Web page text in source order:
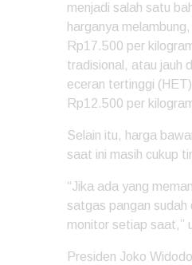
menjadi salah satu
harganya
Rp17.500 per
tradisional, atau jauh
eceran tertinggi
Rp12.500 per
Selain itu, harga
saat ini masih cukup
“Jika ada yang
satgas pangan sudah
monitor setiap saat,”
Presiden Joko